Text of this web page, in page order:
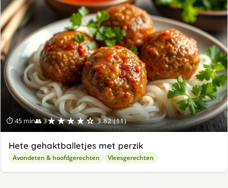
⏱ 45 min👥 3★★★★☆ 3.82 (11)
Hete gehaktballetjes met perzik
Avondeten & hoofdgerechten Vleesgerechten